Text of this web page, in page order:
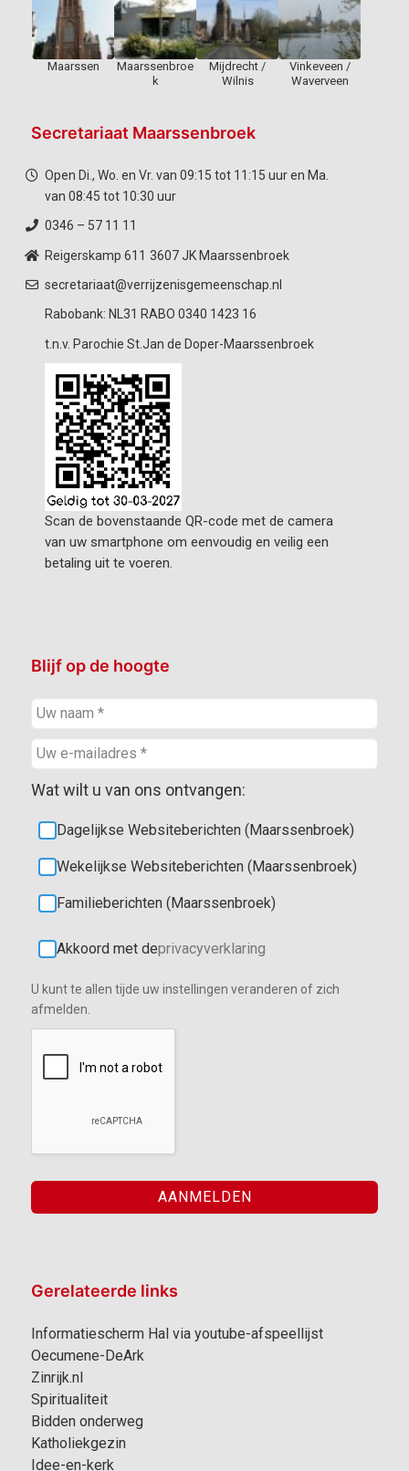
Maarssen
Maarssenbroe
k
Mijdrecht /
Wilnis
Vinkeveen /
Waverveen
Secretariaat Maarssenbroek
Open Di., Wo. en Vr. van 09:15 tot 11:15 uur en Ma.
van 08:45 tot 10:30 uur
0346 – 57 11 11
Reigerskamp 611 3607 JK Maarssenbroek
secretariaat@verrijzenisgemeenschap.nl
Rabobank: NL31 RABO 0340 1423 16
t.n.v. Parochie St.Jan de Doper-Maarssenbroek
Scan de bovenstaande QR-code met de camera
van uw smartphone om eenvoudig en veilig een
betaling uit te voeren.
Blijf op de hoogte
Wat wilt u van ons ontvangen:
Dagelijkse Websiteberichten (Maarssenbroek)
Wekelijkse Websiteberichten (Maarssenbroek)
Familieberichten (Maarssenbroek)
Akkoord met deprivacyverklaring
U kunt te allen tijde uw instellingen veranderen of zich
afmelden.
Gerelateerde links
Informatiescherm Hal via youtube-afspeellijst
Oecumene-DeArk
Zinrijk.nl
Spiritualiteit
Bidden onderweg
Katholiekgezin
Idee-en-kerk